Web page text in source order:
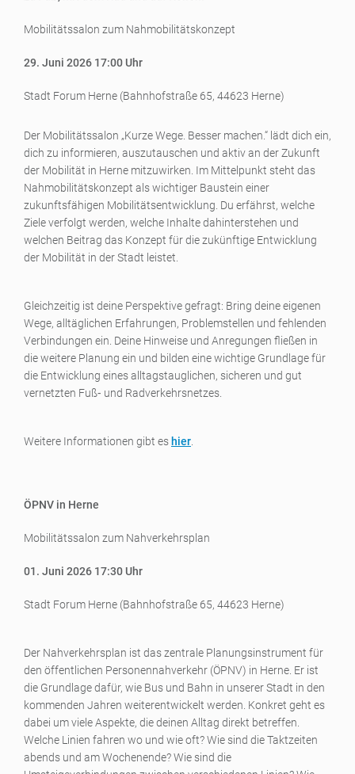
Mobilitätssalon zum Nahmobilitätskonzept
29. Juni 2026 17:00 Uhr
Stadt Forum Herne (Bahnhofstraße 65, 44623 Herne)
Der Mobilitätssalon „Kurze Wege. Besser machen.“ lädt dich ein,
dich zu informieren, auszutauschen und aktiv an der Zukunft
der Mobilität in Herne mitzuwirken. Im Mittelpunkt steht das
Nahmobilitätskonzept als wichtiger Baustein einer
zukunftsfähigen Mobilitätsentwicklung. Du erfährst, welche
Ziele verfolgt werden, welche Inhalte dahinterstehen und
welchen Beitrag das Konzept für die zukünftige Entwicklung
der Mobilität in der Stadt leistet.
Gleichzeitig ist deine Perspektive gefragt: Bring deine eigenen
Wege, alltäglichen Erfahrungen, Problemstellen und fehlenden
Verbindungen ein. Deine Hinweise und Anregungen fließen in
die weitere Planung ein und bilden eine wichtige Grundlage für
die Entwicklung eines alltagstauglichen, sicheren und gut
vernetzten Fuß‑ und Radverkehrsnetzes.
Weitere Informationen gibt es hier
ÖPNV in Herne
Mobilitätssalon zum Nahverkehrsplan
01. Juni 2026 17:30 Uhr
Stadt Forum Herne (Bahnhofstraße 65, 44623 Herne)
Der Nahverkehrsplan ist das zentrale Planungsinstrument für
den öffentlichen Personennahverkehr (ÖPNV) in Herne. Er ist
die Grundlage dafür, wie Bus und Bahn in unserer Stadt in den
kommenden Jahren weiterentwickelt werden. Konkret geht es
dabei um viele Aspekte, die deinen Alltag direkt betreffen.
Welche Linien fahren wo und wie oft? Wie sind die Taktzeiten
abends und am Wochenende? Wie sind die